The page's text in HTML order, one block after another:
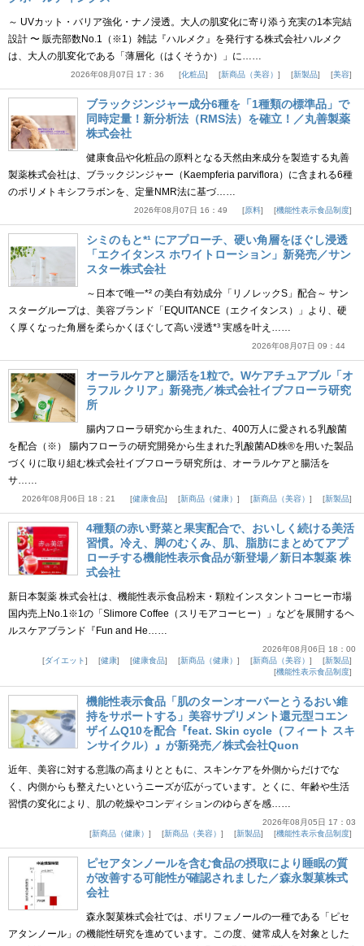
～ UVカット・バリア強化・ナノ浸透。大人の肌変化に寄り添う充実の1本完結
設計 〜 販売部数No.1（※1）雑誌『ハルメク』を発行する株式会社ハルメク
は、大人の肌変化である「薄層化（はくそうか）」に……
2026年08月07日 17：36 化粧品 新商品（美容） 新製品 美容
ブラックジンジャー成分6種を「1種類の標準品」で
同時定量！新分析法（RMS法）を確立！／丸善製薬
株式会社
健康食品や化粧品の原料となる天然由来成分を製造する丸善
製薬株式会社は、ブラックジンジャー（Kaempferia parviflora）に含まれる6種
のポリメトキシフラボンを、定量NMR法に基づ……
2026年08月07日 16：49 原料 機能性表示食品制度
シミのもと*¹ にアプローチ、硬い角層をほぐし浸透
「エクイタンス ホワイトローション」新発売／サン
スター株式会社
～日本で唯一*² の美白有効成分「リノレックS」配合～ サン
スターグループは、美容ブランド「EQUITANCE（エクイタンス）」より、硬
く厚くなった角層を柔らかくほぐして高い浸透*³ 実感を叶え……
2026年08月07日 09：44
オーラルケアと腸活を1粒で。Wケアチュアブル「オ
ラフル クリア」新発売／株式会社イブフローラ研究
所
腸内フローラ研究から生まれた、400万人に愛される乳酸菌
を配合（※） 腸内フローラの研究開発から生まれた乳酸菌AD株®を用いた製品
づくりに取り組む株式会社イブフローラ研究所は、オーラルケアと腸活を
サ……
2026年08月06日 18：21 健康食品 新商品（健康） 新商品（美容） 新製品
4種類の赤い野菜と果実配合で、おいしく続ける美活
習慣。冷え、脚のむくみ、肌、脂肪にまとめてアプ
ローチする機能性表示食品が新登場／新日本製薬 株
式会社
新日本製薬 株式会社は、機能性表示食品粉末・顆粒インスタントコーヒー市場
国内売上No.1※1の「Slimore Coffee（スリモアコーヒー）」などを展開するヘ
ルスケアブランド『Fun and He……
2026年08月06日 18：00
ダイエット
健康 健康食品 新商品（健康） 新商品（美容）
新製品
機能性表示食品制度
機能性表示食品「肌のターンオーバーとうるおい維
持をサポートする」美容サプリメント還元型コエン
ザイムQ10を配合『feat. Skin cycle（フィート スキ
ンサイクル）』が新発売／株式会社Quon
近年、美容に対する意識の高まりとともに、スキンケアを外側からだけでな
く、内側からも整えたいというニーズが広がっています。とくに、年齢や生活
習慣の変化により、肌の乾燥やコンディションのゆらぎを感……
2026年08月05日 17：03
新商品（健康）
新商品（美容） 新製品 機能性表示食品制度
ピセアタンノールを含む食品の摂取により睡眠の質
が改善する可能性が確認されました／森永製菓株式
会社
森永製菓株式会社では、ポリフェノールの一種である「ピセ
アタンノール」の機能性研究を進めています。この度、健常成人を対象とした